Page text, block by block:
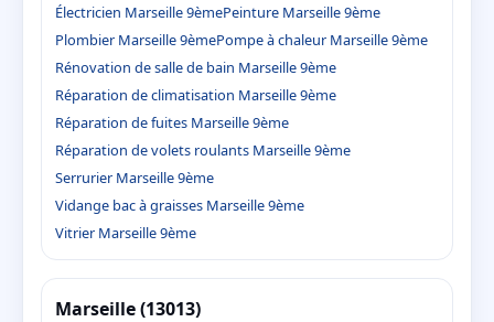
Électricien Marseille 9èmePeinture Marseille 9ème
Plombier Marseille 9èmePompe à chaleur Marseille 9ème
Rénovation de salle de bain Marseille 9ème
Réparation de climatisation Marseille 9ème
Réparation de fuites Marseille 9ème
Réparation de volets roulants Marseille 9ème
Serrurier Marseille 9ème
Vidange bac à graisses Marseille 9ème
Vitrier Marseille 9ème
Marseille (13013)